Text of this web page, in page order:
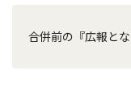
合併前の『広報と